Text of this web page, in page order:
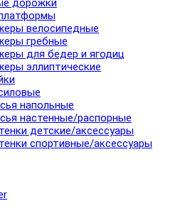
дорожки
велосипедные
гребные
для бедер и ягодиц
эллиптические
напольные
настенные/распорные
детские/аксессуары
спортивные/аксессуары